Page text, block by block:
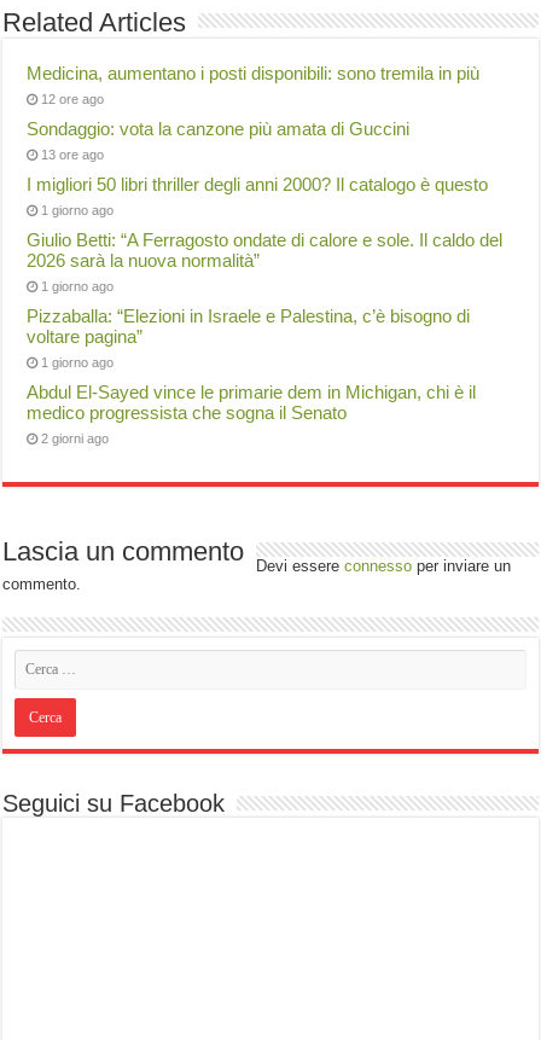
Related Articles
Medicina, aumentano i posti disponibili: sono tremila in più
12 ore ago
Sondaggio: vota la canzone più amata di Guccini
13 ore ago
I migliori 50 libri thriller degli anni 2000? Il catalogo è questo
1 giorno ago
Giulio Betti: “A Ferragosto ondate di calore e sole. Il caldo del
2026 sarà la nuova normalità”
1 giorno ago
Pizzaballa: “Elezioni in Israele e Palestina, c’è bisogno di
voltare pagina”
1 giorno ago
Abdul El-Sayed vince le primarie dem in Michigan, chi è il
medico progressista che sogna il Senato
2 giorni ago
Lascia un commento Devi essereconnesso per inviare un
commento.
Seguici su Facebook